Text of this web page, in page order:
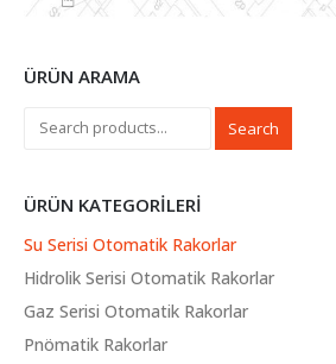
ÜRÜN ARAMA
Search
ÜRÜN KATEGORILERI
Su Serisi Otomatik Rakorlar
Hidrolik Serisi Otomatik Rakorlar
Gaz Serisi Otomatik Rakorlar
Pnömatik Rakorlar